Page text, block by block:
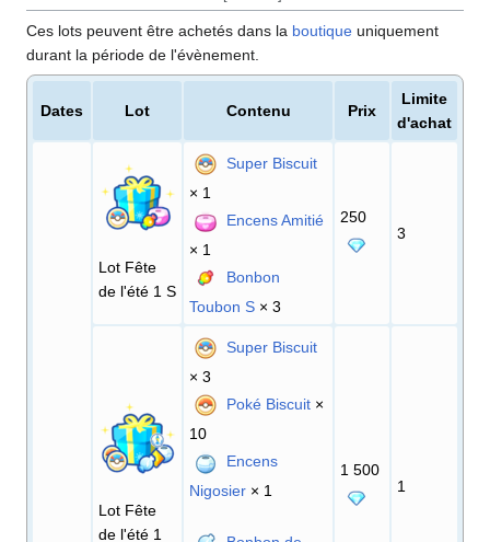
Ces lots peuvent être achetés dans la boutique uniquement
durant la période de l'évènement.
Dates Lot Contenu Prix
Limite
d'achat
Lot Fête
de l'été 1 S
Super Biscuit
× 1
Encens Amitié
× 1
Bonbon
Toubon S × 3
250
3
Lot Fête
de l'été 1
Super Biscuit
× 3
Poké Biscuit ×
10
Encens
Nigosier × 1
1 500
1